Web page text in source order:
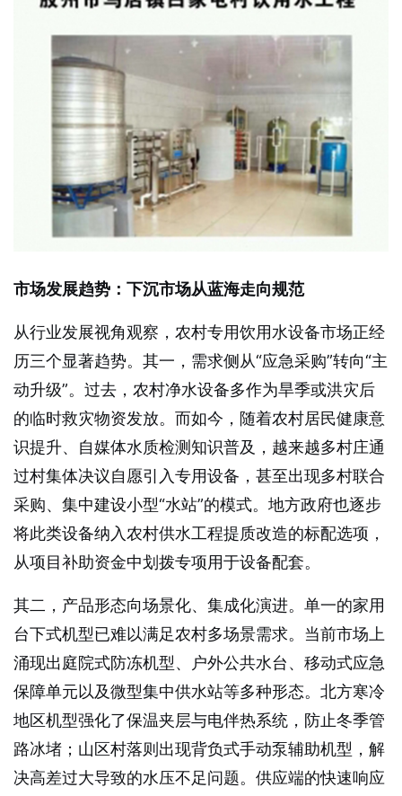
市场发展趋势：下沉市场从蓝海走向规范
从行业发展视角观察，农村专用饮用水设备市场正经
历三个显著趋势。其一，需求侧从“应急采购”转向“主
动升级”。过去，农村净水设备多作为旱季或洪灾后
的临时救灾物资发放。而如今，随着农村居民健康意
识提升、自媒体水质检测知识普及，越来越多村庄通
过村集体决议自愿引入专用设备，甚至出现多村联合
采购、集中建设小型“水站”的模式。地方政府也逐步
将此类设备纳入农村供水工程提质改造的标配选项，
从项目补助资金中划拨专项用于设备配套。
其二，产品形态向场景化、集成化演进。单一的家用
台下式机型已难以满足农村多场景需求。当前市场上
涌现出庭院式防冻机型、户外公共水台、移动式应急
保障单元以及微型集中供水站等多种形态。北方寒冷
地区机型强化了保温夹层与电伴热系统，防止冬季管
路冰堵；山区村落则出现背负式手动泵辅助机型，解
决高差过大导致的水压不足问题。供应端的快速响应